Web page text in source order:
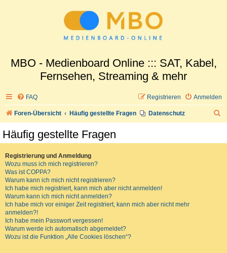
MBO - Medienboard Online ::: SAT, Kabel,
Fernsehen, Streaming & mehr
FAQ Anmelden
Registrieren
Foren-Übersicht Häufig gestellte Fragen Datenschutz
Häufig gestellte Fragen
Registrierung und Anmeldung
Wozu muss ich mich registrieren?
Was ist COPPA?
Warum kann ich mich nicht registrieren?
Ich habe mich registriert, kann mich aber nicht anmelden!
Warum kann ich mich nicht anmelden?
Ich habe mich vor einiger Zeit registriert, kann mich aber nicht mehr
anmelden?!
Ich habe mein Passwort vergessen!
Warum werde ich automatisch abgemeldet?
Wozu ist die Funktion „Alle Cookies löschen“?